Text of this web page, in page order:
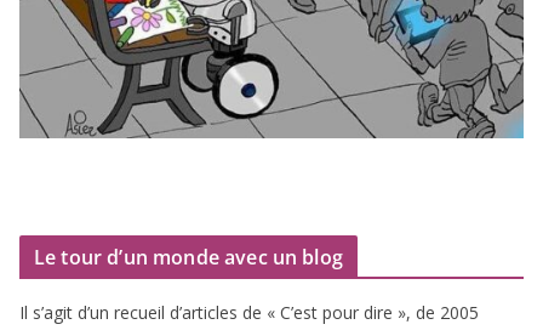
Le tour d’un monde avec un blog
Il s’agit d’un recueil d’ar­ticles de « C’est pour dire », de 2005